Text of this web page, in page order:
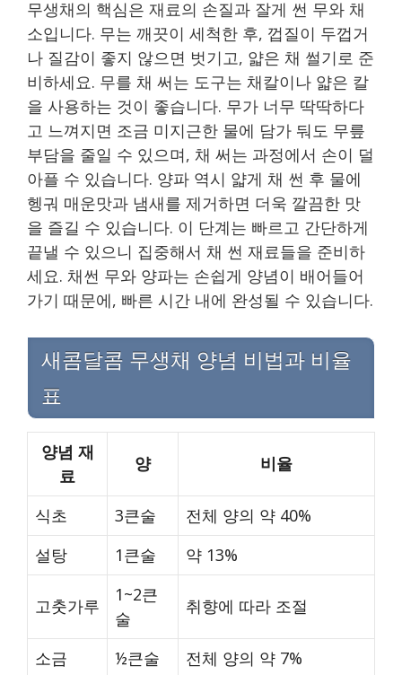
무생채의 핵심은 재료의 손질과 잘게 썬 무와 채
소입니다. 무는 깨끗이 세척한 후, 껍질이 두껍거
나 질감이 좋지 않으면 벗기고, 얇은 채 썰기로 준
비하세요. 무를 채 써는 도구는 채칼이나 얇은 칼
을 사용하는 것이 좋습니다. 무가 너무 딱딱하다
고 느껴지면 조금 미지근한 물에 담가 둬도 무릎
부담을 줄일 수 있으며, 채 써는 과정에서 손이 덜
아플 수 있습니다. 양파 역시 얇게 채 썬 후 물에
헹궈 매운맛과 냄새를 제거하면 더욱 깔끔한 맛
을 즐길 수 있습니다. 이 단계는 빠르고 간단하게
끝낼 수 있으니 집중해서 채 썬 재료들을 준비하
세요. 채썬 무와 양파는 손쉽게 양념이 배어들어
가기 때문에, 빠른 시간 내에 완성될 수 있습니다.
새콤달콤 무생채 양념 비법과 비율
표
양념 재
료
양 비율
식초 3큰술
전체 양의 약 40%
설탕
1큰술 약 13%
고춧가루
1~2큰
술
취향에 따라 조절
소금 ½큰술 전체 양의 약 7%